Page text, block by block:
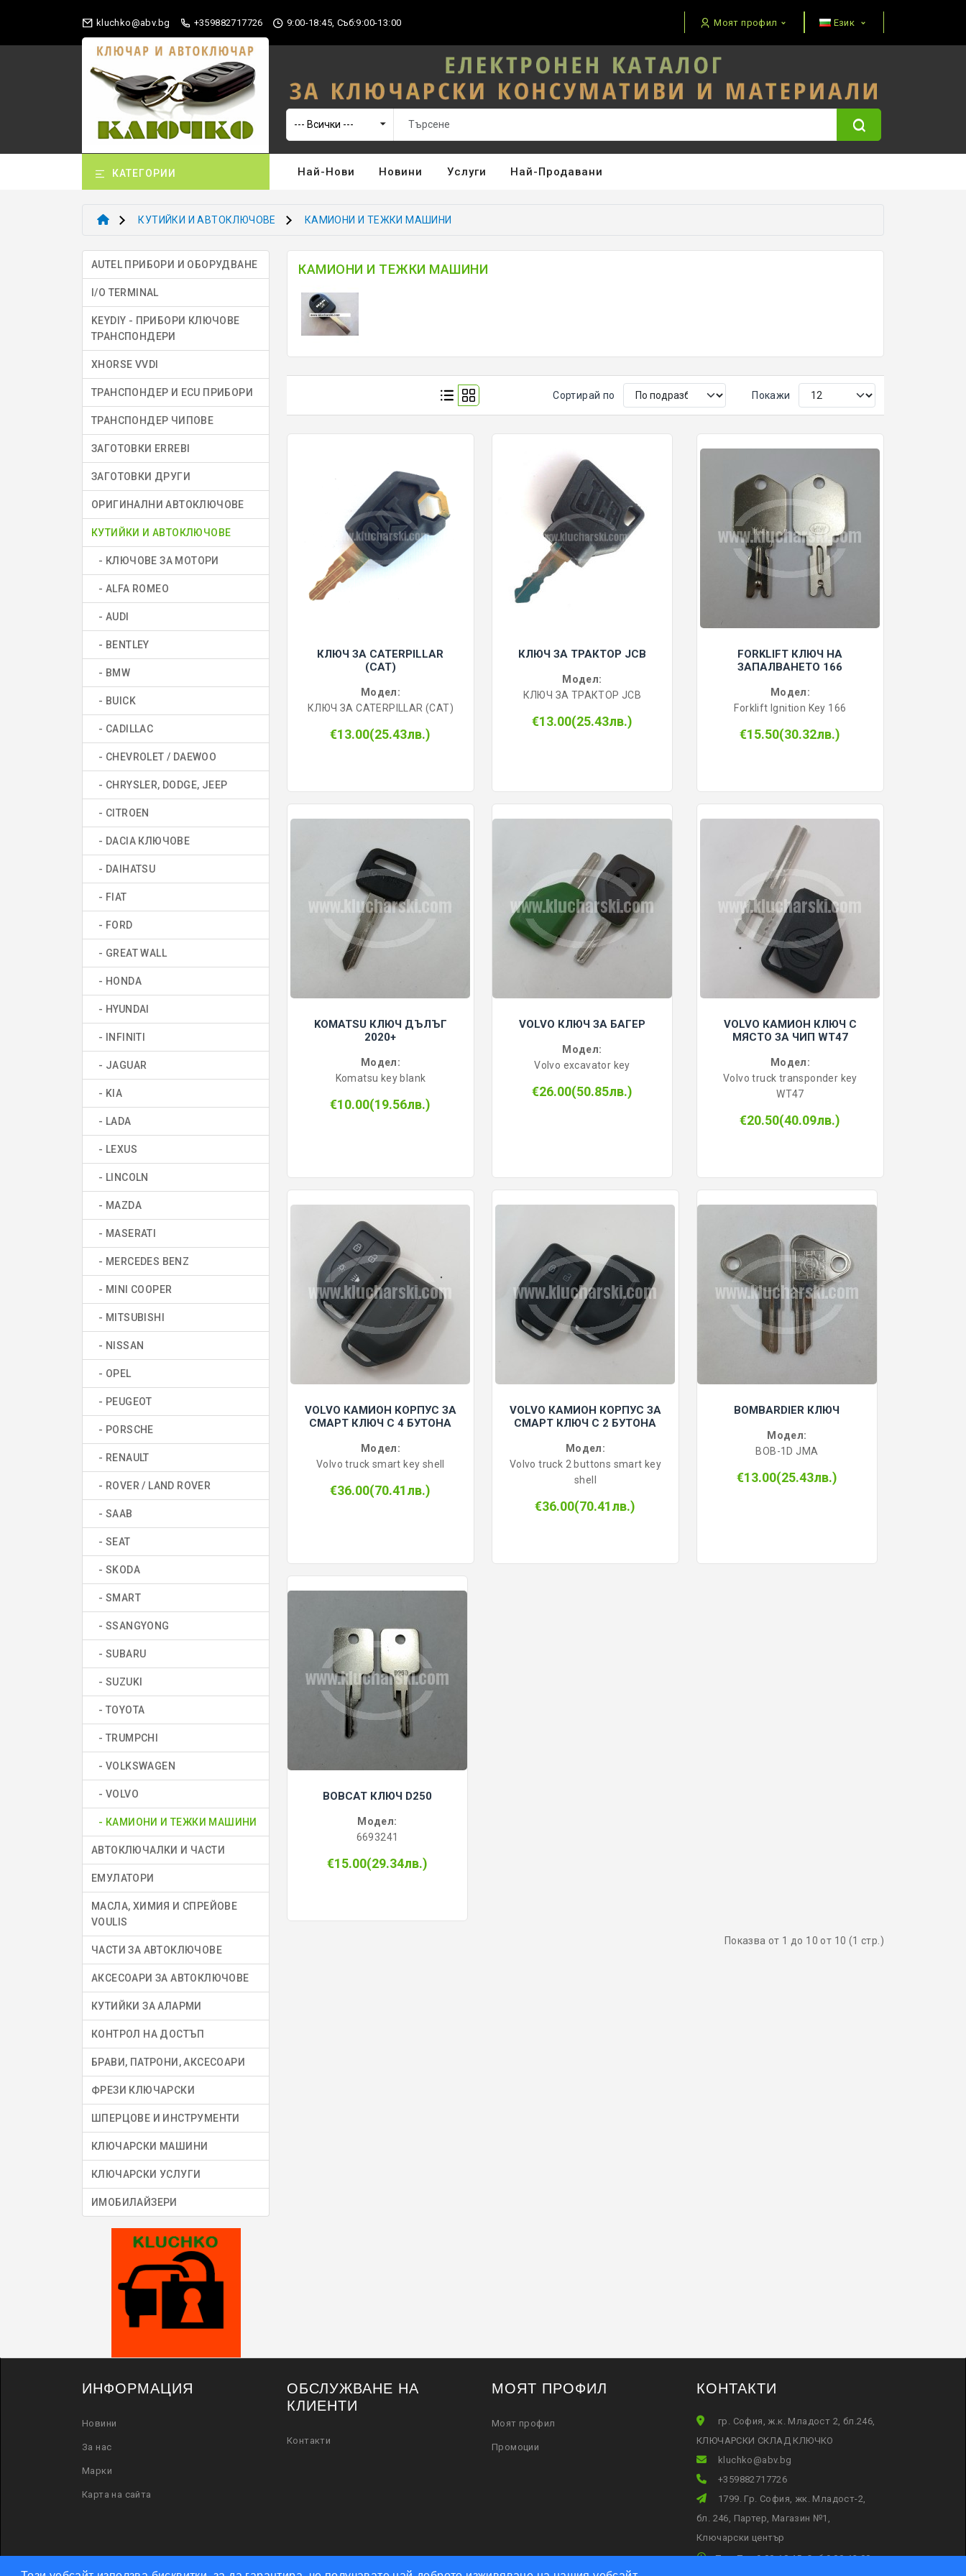
gb.vba@okhculk +359882717726 9:00-18:45, Съб:9:00-13:00 Моят профил Език
КАТЕГОРИИ Най-Нови Новини Услуги Най-Продавани
КУТИЙКИ И АВТОКЛЮЧОВЕ КАМИОНИ И ТЕЖКИ МАШИНИ
AUTEL ПРИБОРИ И ОБОРУДВАНЕ
I/O TERMINAL
KEYDIY - ПРИБОРИ КЛЮЧОВЕ
ТРАНСПОНДЕРИ
XHORSE VVDI
ТРАНСПОНДЕР И ECU ПРИБОРИ
ТРАНСПОНДЕР ЧИПОВЕ
ЗАГОТОВКИ ERREBI
ЗАГОТОВКИ ДРУГИ
ОРИГИНАЛНИ АВТОКЛЮЧОВЕ
КУТИЙКИ И АВТОКЛЮЧОВЕ
- КЛЮЧОВЕ ЗА МОТОРИ
- ALFA ROMEO
- AUDI
- BENTLEY
- BMW
- BUICK
- CADILLAC
- CHEVROLET / DAEWOO
- CHRYSLER, DODGE, JEEP
- CITROEN
- DACIA КЛЮЧОВЕ
- DAIHATSU
- FIAT
- FORD
- GREAT WALL
- HONDA
- HYUNDAI
- INFINITI
- JAGUAR
- KIA
- LADA
- LEXUS
- LINCOLN
- MAZDA
- MASERATI
- MERCEDES BENZ
- MINI COOPER
- MITSUBISHI
- NISSAN
- OPEL
- PEUGEOT
- PORSCHE
- RENAULT
- ROVER / LAND ROVER
- SAAB
- SEAT
- SKODA
- SMART
- SSANGYONG
- SUBARU
- SUZUKI
- TOYOTA
- TRUMPCHI
- VOLKSWAGEN
- VOLVO
- КАМИОНИ И ТЕЖКИ МАШИНИ
АВТОКЛЮЧАЛКИ И ЧАСТИ
ЕМУЛАТОРИ
МАСЛА, ХИМИЯ И СПРЕЙОВЕ
VOULIS
ЧАСТИ ЗА АВТОКЛЮЧОВЕ
АКСЕСОАРИ ЗА АВТОКЛЮЧОВЕ
КУТИЙКИ ЗА АЛАРМИ
КОНТРОЛ НА ДОСТЪП
БРАВИ, ПАТРОНИ, АКСЕСОАРИ
ФРЕЗИ КЛЮЧАРСКИ
ШПЕРЦОВЕ И ИНСТРУМЕНТИ
КЛЮЧАРСКИ МАШИНИ
КЛЮЧАРСКИ УСЛУГИ
ИМОБИЛАЙЗЕРИ
КАМИОНИ И ТЕЖКИ МАШИНИ
Сортирай по Покажи
КЛЮЧ ЗА CATERPILLAR
(CAT)
Модел:
КЛЮЧ ЗА CATERPILLAR (CAT)
€13.00(25.43лв.)
КЛЮЧ ЗА ТРАКТОР JCB
Модел:
КЛЮЧ ЗА ТРАКТОР JCB
€13.00(25.43лв.)
FORKLIFT КЛЮЧ НА
ЗАПАЛВАНЕТО 166
Модел:
Forklift Ignition Key 166
€15.50(30.32лв.)
KOMATSU КЛЮЧ ДЪЛЪГ
2020+
Модел:
Komatsu key blank
€10.00(19.56лв.)
VOLVO КЛЮЧ ЗА БАГЕР
Модел:
Volvo excavator key
€26.00(50.85лв.)
VOLVO КАМИОН КЛЮЧ С
МЯСТО ЗА ЧИП WT47
Модел:
Volvo truck transponder key
WT47
€20.50(40.09лв.)
VOLVO КАМИОН КОРПУС ЗА
СМАРТ КЛЮЧ С 4 БУТОНА
Модел:
Volvo truck smart key shell
€36.00(70.41лв.)
VOLVO КАМИОН КОРПУС ЗА
СМАРТ КЛЮЧ С 2 БУТОНА
Модел:
Volvo truck 2 buttons smart key
shell
€36.00(70.41лв.)
BOMBARDIER КЛЮЧ
Модел:
BOB-1D JMA
€13.00(25.43лв.)
BOBCAT КЛЮЧ D250
Модел:
6693241
€15.00(29.34лв.)
Показва от 1 до 10 от 10 (1 стр.)
ИНФОРМАЦИЯ
Новини
За нас
Марки
Карта на сайта
ОБСЛУЖВАНЕ НА
КЛИЕНТИ
Контакти
МОЯТ ПРОФИЛ
Моят профил
Промоции
КОНТАКТИ
гр. София, ж.к. Младост 2, бл.246,
КЛЮЧАРСКИ СКЛАД КЛЮЧКО
gb.vba@okhculk
+359882717726
1799. Гр. София, жк. Младост-2,
бл. 246, Партер, Магазин №1,
Ключарски център
Пон-Пет 9:00-18:45, Съб:9:00-13:00